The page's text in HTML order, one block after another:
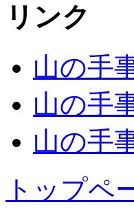
リンク
山の手
山の手
山の手
トップペ